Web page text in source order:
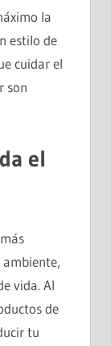
la
estilo de
cuidar el
son
el
vida. Al
de
tu